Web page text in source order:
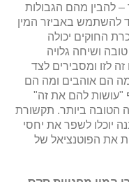
להבין מהם הגבולות
להשתמש באביזר המין
החוקים יכולה
ושיחה גלויה
לזו ומסבירים לצד
הם אוהבים ומה הם
"עושות להם את זה"
הטובה ביותר. תקשורת
יוכלו לשפר את יחסי
את הפוטנציאל של